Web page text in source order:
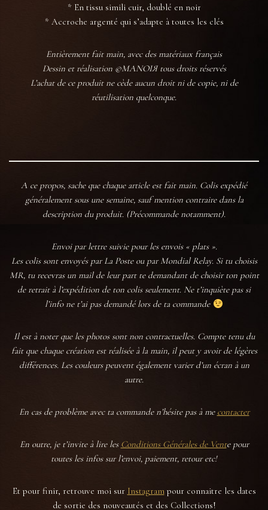
* En tissu simili cuir, doublé en noir
* Accroche argenté qui s’adapte à toutes les clés
Entièrement fait main, avec des matériaux français
Dessin et réalisation ©MANOIЯ tous droits réservés
L’achat de ce produit ne cède aucun droit ni de copie, ni de
réutilisation quelconque.
A ce propos, sache que chaque article est fait main. Colis expédié
généralement sous une semaine, sauf mention contraire dans la
description du produit. (Précommande notamment).
Envoi par lettre suivie pour les envois « plats ».
Les colis sont envoyés par La Poste ou par Mondial Relay. Si tu choisis
MR, tu recevras un mail de leur part te demandant de choisir ton point
de retrait à l’expédition de ton colis seulement. Ne t’inquiète pas si
l’info ne t’ai pas demandé lors de ta commande
Il est à noter que les photos sont non contractuelles. Compte tenu du
fait que chaque création est réalisée à la main, il peut y avoir de légères
différences. Les couleurs peuvent également varier d’un écran à un
autre.
En cas de problème avec ta commande n’hésite pas à me contacter
En outre, je t’invite à lire les Conditions Générales de Vente pour
toutes les infos sur l’envoi, paiement, retour etc!
Et pour finir, retrouve moi sur Instagrampour connaitre les dates
de sortie des nouveautés et des Collections!